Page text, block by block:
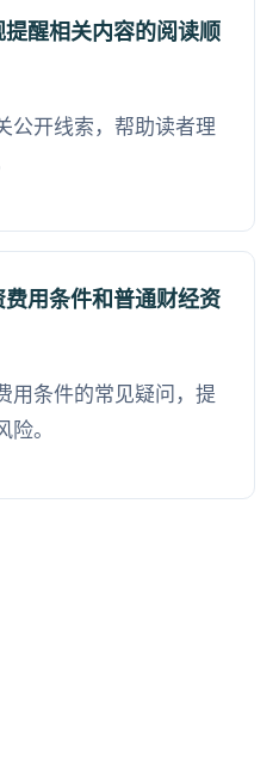
醒相关内容的阅读顺
公开线索，帮助读者理
用条件和普通财经资
用条件的常见疑问，提
。